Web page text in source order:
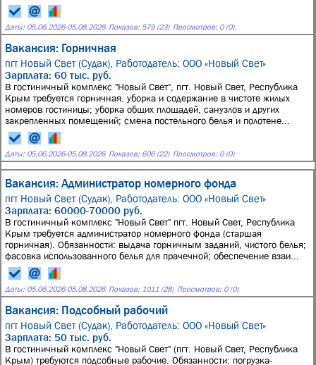
Даты: 05.06.2026-05.08.2026 Показов: 579 (23) Просмотров: 0 (0)
Вакансия: Горничная
пгт Новый Свет (Судак), Работодатель: ООО «Новый Свет»
Зарплата: 60 тыс. руб.
В гостиничный комплекс "Новый Свет", пгт. Новый Свет, Республика
Крым требуется горничная. уборка и содержание в чистоте жилых
номеров гостиницы; уборка общих площадей, санузлов и других
закрепленных помещений; смена постельного белья и полотене...
Даты: 05.06.2026-05.08.2026 Показов: 606 (22) Просмотров: 0 (0)
Вакансия: Администратор номерного фонда
пгт Новый Свет (Судак), Работодатель: ООО «Новый Свет»
Зарплата: 60000-70000 руб.
В гостиничный комплекс "Новый Свет" пгт. Новый Свет, Республика
Крым требуется администратор номерного фонда (старшая
горничная). Обязанности: выдача горничным заданий, чистого белья;
фасовка использованного белья для прачечной; обеспечение взаи...
Даты: 05.06.2026-05.08.2026 Показов: 1011 (28) Просмотров: 0 (0)
Вакансия: Подсобный рабочий
пгт Новый Свет (Судак), Работодатель: ООО «Новый Свет»
Зарплата: 50 тыс. руб.
В гостиничный комплекс "Новый Свет" (пгт. Новый Свет, Республика
Крым) требуются подсобные рабочие. Обязанности: погрузка-